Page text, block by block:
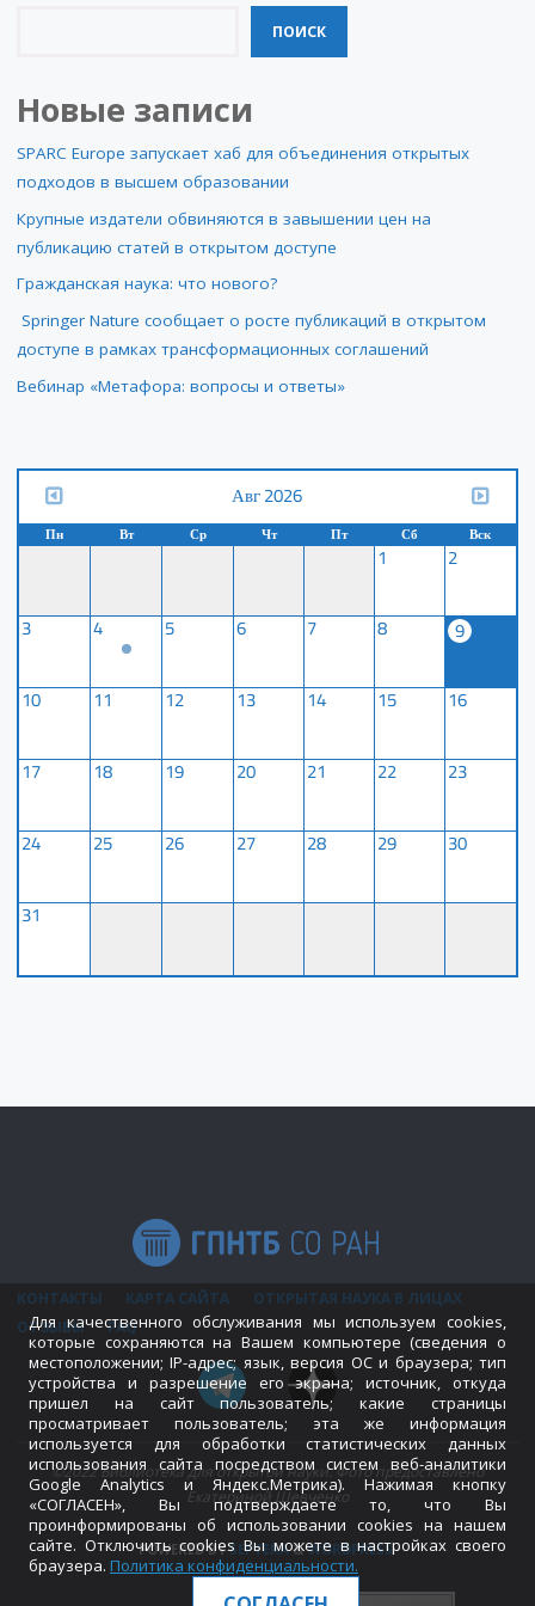
ПОИСК
Новые записи
SPARC Europe запускает хаб для объединения открытых
подходов в высшем образовании
Крупные издатели обвиняются в завышении цен на
публикацию статей в открытом доступе
Гражданская наука: что нового?
Springer Nature сообщает о росте публикаций в открытом
доступе в рамках трансформационных соглашений
Вебинар «Метафора: вопросы и ответы»
Авг 2026
Пн Вт Ср Чт Пт Сб Вск
1 2
3 4 5 6 7 8
9
10
11 12 13 14 15 16
17 18 19 20 21 22 23
24 25 26 27 28 29 30
31
КОНТАКТЫ КАРТА САЙТА
ОТКРЫТАЯ НАУКА В ЛИЦАХ
ОТЗЫВЫ
FAQ
©2022 Библиотека для открытой науки. Фото предоставлено
Екатериной Шевченко
POWERED BYSEPTERA&WORDPRESS.
Для качественного обслуживания мы используем cookies,
которые сохраняются на Вашем компьютере (сведения о
местоположении; IP-адрес; язык, версия ОС и браузера; тип
устройства и разрешение его экрана; источник, откуда
пришел на сайт пользователь; какие страницы
просматривает пользователь; эта же информация
используется для обработки статистических данных
использования сайта посредством систем веб-аналитики
Google Analytics и Яндекс.Метрика). Нажимая кнопку
«СОГЛАСЕН», Вы подтверждаете то, что Вы
проинформированы об использовании cookies на нашем
сайте. Отключить cookies Вы можете в настройках своего
браузера. Политика конфиденциальности.